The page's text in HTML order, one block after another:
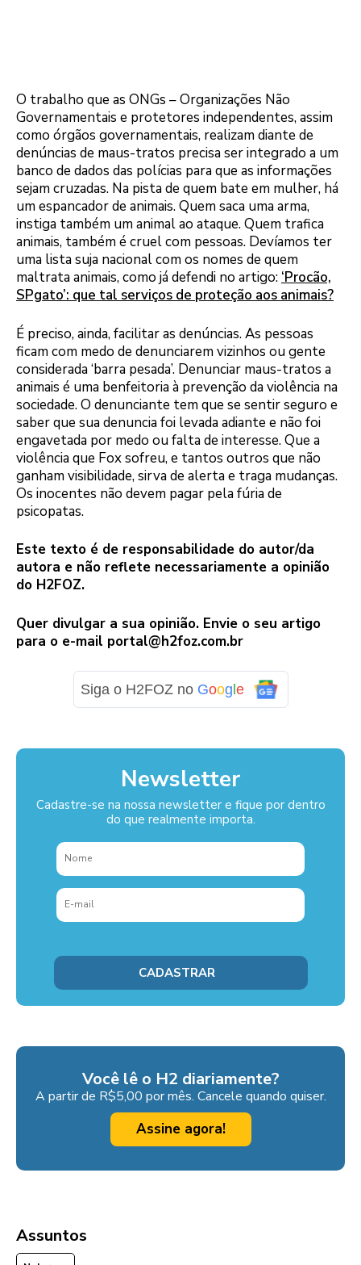
O trabalho que as ONGs – Organizações Não
Governamentais e protetores independentes, assim
como órgãos governamentais, realizam diante de
denúncias de maus-tratos precisa ser integrado a um
banco de dados das polícias para que as informações
sejam cruzadas. Na pista de quem bate em mulher, há
um espancador de animais. Quem saca uma arma,
instiga também um animal ao ataque. Quem trafica
animais, também é cruel com pessoas. Devíamos ter
uma lista suja nacional com os nomes de quem
maltrata animais, como já defendi no artigo: ‘Procão,
SPgato’: que tal serviços de proteção aos animais?
É preciso, ainda, facilitar as denúncias. As pessoas
ficam com medo de denunciarem vizinhos ou gente
considerada ‘barra pesada’. Denunciar maus-tratos a
animais é uma benfeitoria à prevenção da violência na
sociedade. O denunciante tem que se sentir seguro e
saber que sua denuncia foi levada adiante e não foi
engavetada por medo ou falta de interesse. Que a
violência que Fox sofreu, e tantos outros que não
ganham visibilidade, sirva de alerta e traga mudanças.
Os inocentes não devem pagar pela fúria de
psicopatas.
Este texto é de responsabilidade do autor/da
autora e não reflete necessariamente a opinião
do H2FOZ.
Quer divulgar a sua opinião. Envie o seu artigo
para o e-mail portal@h2foz.com.br
Siga o H2FOZ no Goog e
Newsletter
Cadastre-se na nossa newsletter e fique por dentro
do que realmente importa.
Você lê o H2 diariamente?
A partir de R$5,00 por mês. Cancele quando quiser.
Assine agora!
Assuntos